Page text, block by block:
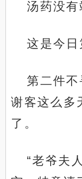
汤药没有
这是今日
第二件
谢客这么多
了。
“老爷夫